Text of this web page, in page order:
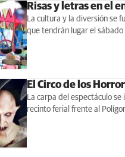
Risas y letras en el
La cultura y la diversión se
que tendrán lugar el sábado
El Circo de los
La carpa del espectáculo se
recinto ferial frente al